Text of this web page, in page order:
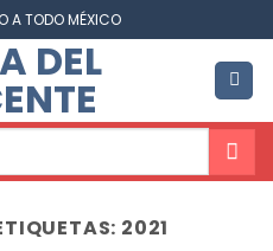
A TODO MÉXICO
2021